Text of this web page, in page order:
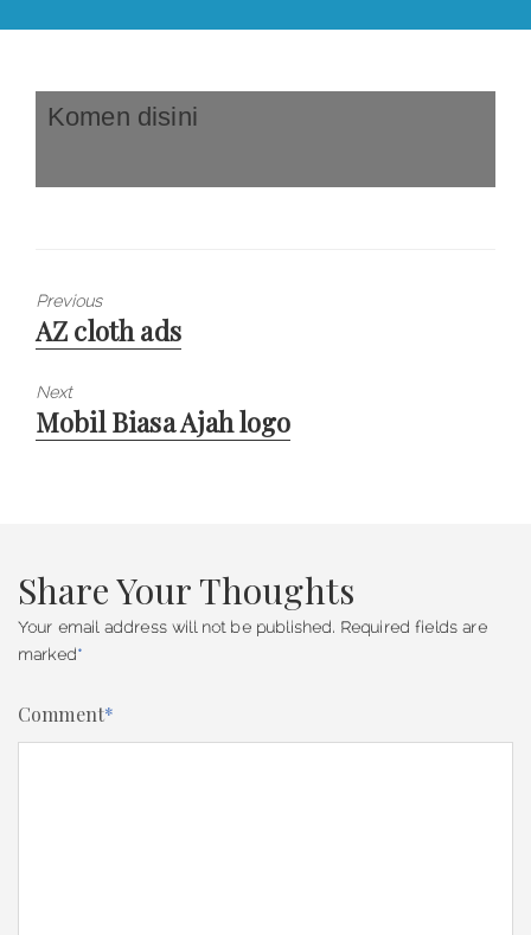
Komen disini
Previous
Previous
post:
AZ cloth ads
Next
Next
post:
Mobil Biasa Ajah logo
Share Your Thoughts
Your email address will not be published. Required fields are
marked*
Comment*